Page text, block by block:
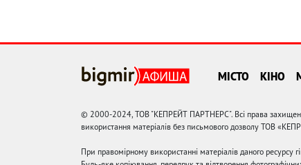
МІСТО КІНО
© 2000-2024, ТОВ "КЕПРЕЙТ ПАРТНЕРС". Всі права
використання матеріалів без письмового дозволу ТОВ
При правомірному використанні матеріалів даного ресурсу